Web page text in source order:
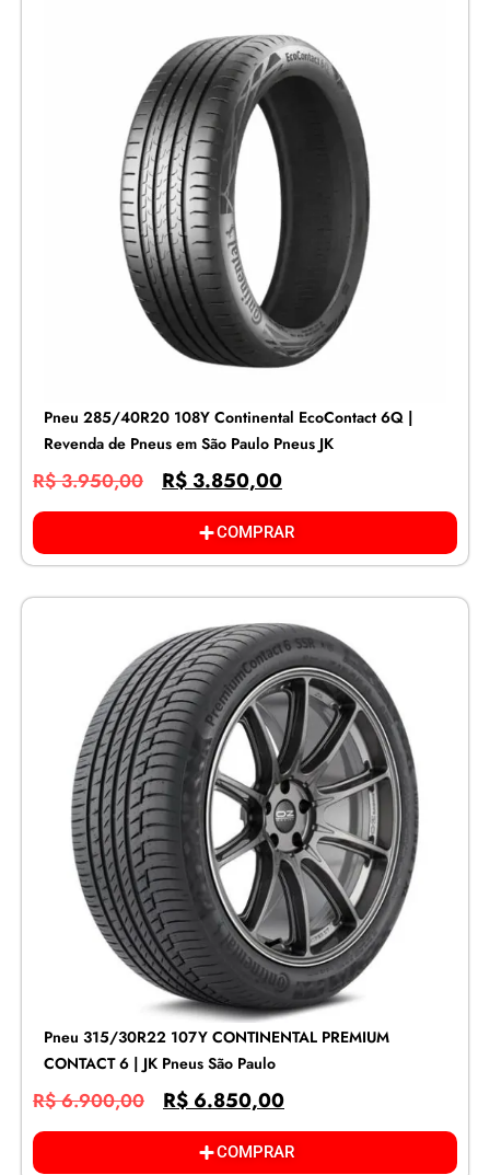
Pneu 285/40R20 108Y Continental EcoContact 6Q |
Revenda de Pneus em São Paulo Pneus JK
R$3.950,00 R$ 3.850,00
COMPRAR
Pneu 315/30R22 107Y CONTINENTAL PREMIUM
CONTACT 6 | JK Pneus São Paulo
R$6.900,00 R$ 6.850,00
COMPRAR